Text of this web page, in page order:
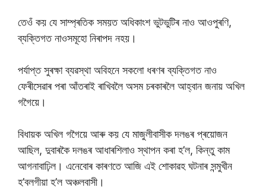
তেওঁ কয় যে সাম্প্ৰতিক সময়ত অধিকাংশ ভুটভুটিৰ নাও আওপুৰণি,
ব্যক্তিগত নাওসমূহাে নিৰাপদ নহয়।
পৰ্যাপ্ত সুৰক্ষা ব্যৱস্থা অবিহনে সকলাে ধৰণৰ ব্যক্তিগত নাও
ফেৰীসেৱাৰ পৰা আঁতৰাই ৰাখিবলৈ অসম চৰকাৰলৈ আহ্বান জনায় অখিল
গগৈয়ে।
বিধায়ক অখিল গগৈয়ে আৰু কয় যে মাজুলীবাসীক দলঙৰ প্ৰয়ােজন
আছিল, দুবাৰকৈ দলঙৰ আধাৰশিলাও স্থাপন কৰা হ’ল, কিন্তু কাম
আগনাবাঢ়িল। এনেবােৰ কাৰণতে আজি এই শােকাৱহ ঘটনাৰ সন্মুখীন
হ’বলগীয়া হ’ল অঞ্চলবাসী।